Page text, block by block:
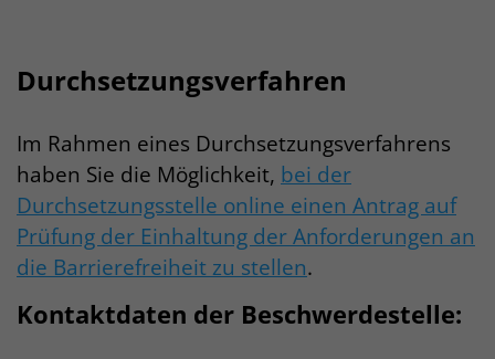
Durchsetzungsverfahren
Im Rahmen eines Durchsetzungsverfahrens
haben Sie die Möglichkeit, bei der
Durchsetzungsstelle online einen Antrag auf
Prüfung der Einhaltung der Anforderungen an
die Barrierefreiheit zu stellen.
Kontaktdaten der Beschwerdestelle: